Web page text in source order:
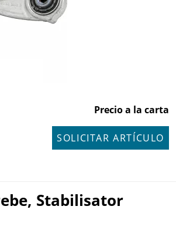
Precio a la carta
SOLICITAR ARTÍCULO
Stabilisator